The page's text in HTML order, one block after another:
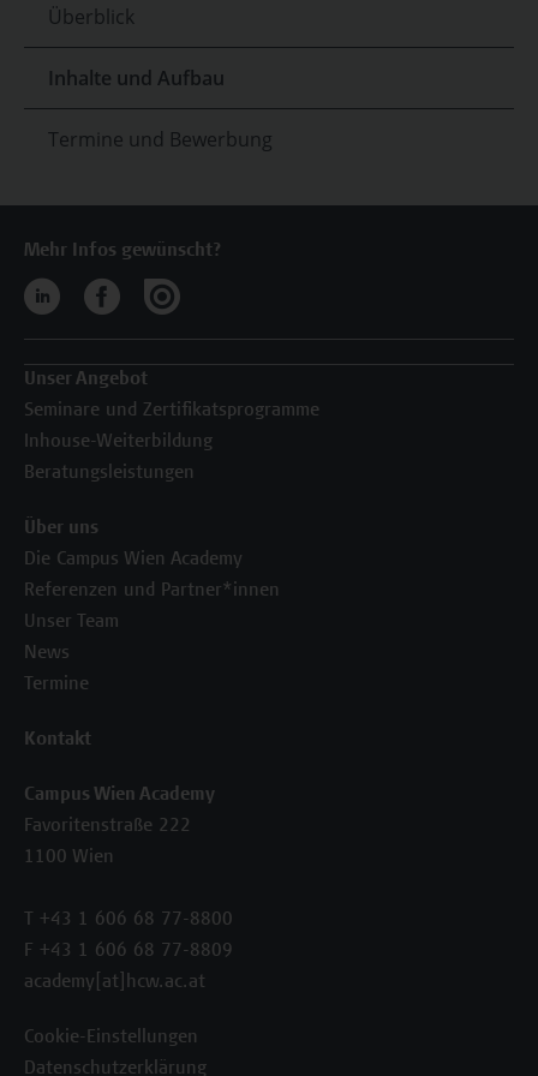
Überblick
Inhalte und Aufbau
Termine und Bewerbung
Mehr Infos gewünscht?
Unser Angebot
Seminare und Zertifikatsprogramme
Inhouse-Weiterbildung
Beratungsleistungen
Über uns
Die Campus Wien Academy
Referenzen und Partner*innen
Unser Team
News
Termine
Kontakt
Campus Wien Academy
Favoritenstraße 222
1100 Wien
T +43 1 606 68 77-8800
F +43 1 606 68 77-8809
academy[at]hcw.ac.at
Cookie-Einstellungen
Datenschutzerklärung